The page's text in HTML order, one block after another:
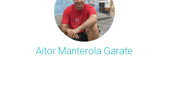
Aitor Manterola Garate